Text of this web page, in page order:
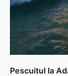
Pescuitul la